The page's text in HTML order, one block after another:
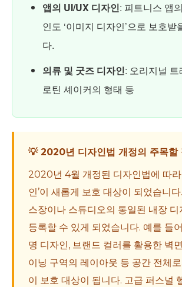
앱의 UI/UX 디자인: 피트니스 앱
인도 ‘이미지 디자인’으로 보호받
다.
의류 및 굿즈 디자인: 오리지널
로틴 셰이커의 형태 등
💡 2020년 디자인법 개정의 주목할
2020년 4월 개정된 디자인법에 따라
인’이 새롭게 보호 대상이 되었습니
스장이나 스튜디오의 통일된 내장 디
등록할 수 있게 되었습니다. 예를 들
명 디자인, 브랜드 컬러를 활용한 벽
이닝 구역의 레이아웃 등 공간 전체
이 보호 대상이 됩니다. 고급 퍼스널